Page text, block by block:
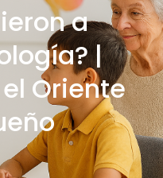
a
|
Oriente